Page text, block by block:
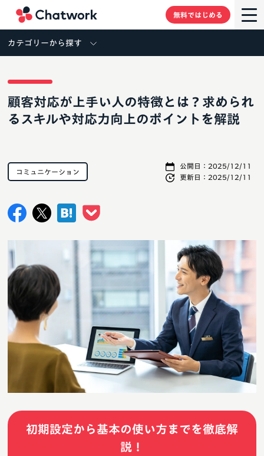
無料ではじめる
カテゴリーから探す
顧客対応が上手い人の特徴とは？求められ
るスキルや対応力向上のポイントを解説
公開日： 2025/12/11
更新日： 2025/12/11
コミュニケーション
初期設定から基本の使い方までを徹底解
説！